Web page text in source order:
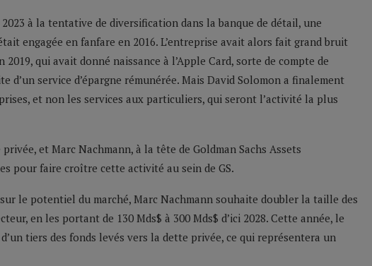
à la tentative de diversification dans la banque de détail, une
engagée en fanfare en 2016. L’entreprise avait alors fait grand bruit
qui avait donné naissance à l’Apple Card, sorte de compte de
d’un service d’épargne rémunérée. Mais David Solomon a finalement
et non les services aux particuliers, qui seront l’activité la plus
et Marc Nachmann, à la tête de Goldman Sachs Assets
pour faire croître cette activité au sein de GS.
le potentiel du marché, Marc Nachmann souhaite doubler la taille des
en les portant de 130 Mds$ à 300 Mds$ d’ici 2028. Cette année, le
tiers des fonds levés vers la dette privée, ce qui représentera un